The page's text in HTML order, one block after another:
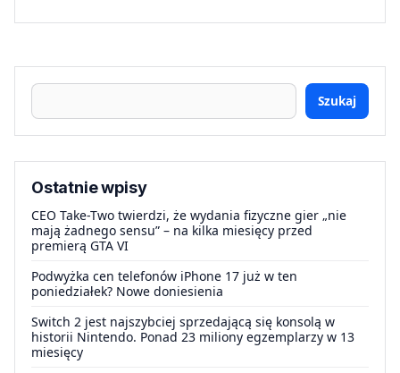
Szukaj
Ostatnie wpisy
CEO Take-Two twierdzi, że wydania fizyczne gier „nie
mają żadnego sensu” – na kilka miesięcy przed
premierą GTA VI
Podwyżka cen telefonów iPhone 17 już w ten
poniedziałek? Nowe doniesienia
Switch 2 jest najszybciej sprzedającą się konsolą w
historii Nintendo. Ponad 23 miliony egzemplarzy w 13
miesięcy